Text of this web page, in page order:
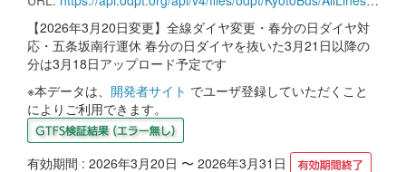
【2026年3月20日変更】全線ダイヤ変更・春分の日ダイヤ対
応・五条坂南行運休 春分の日ダイヤを抜いた3月21日以降の
分は3月18日アップロード予定です
※本データは、 開発者サイト でユーザ登録していただくこと
によりご利用できます。
有効期間 : 2026年3月20日 〜 2026年3月31日